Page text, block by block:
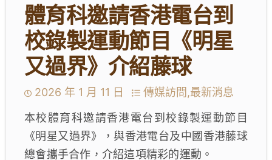
我們的聯繫
入學資訊
下載區
體育科邀請香港電台到
校錄製運動節目《明星
又過界》介紹藤球
2026 年 1 月 11 日
傳媒訪問,最新消息
本校體育科邀請香港電台到校錄製運動節目
《明星又過界》，與香港電台及中國香港藤球
總會攜手合作，介紹這項精彩的運動。